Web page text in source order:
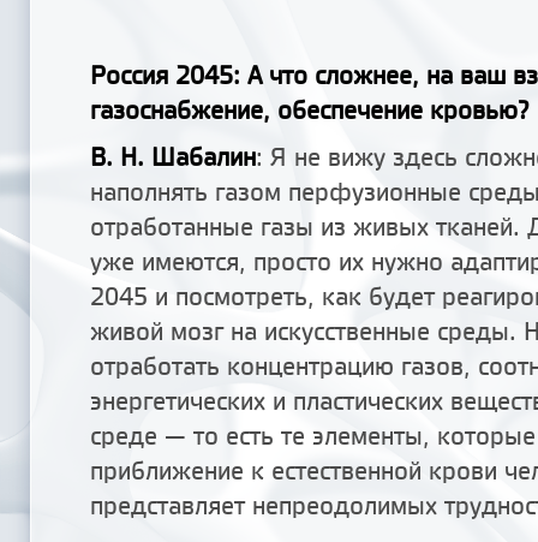
Россия 2045: А что сложнее, на ваш
газоснабжение, обеспечение кровью?
В. Н. Шабалин: Я не вижу здесь
наполнять газом перфузионные
отработанные газы из живых тканей.
уже имеются, просто их нужно
2045 и посмотреть, как будет
живой мозг на искусственные среды.
отработать концентрацию газов,
энергетических и пластических
среде — то есть те элементы,
приближение к естественной крови
представляет непреодолимых